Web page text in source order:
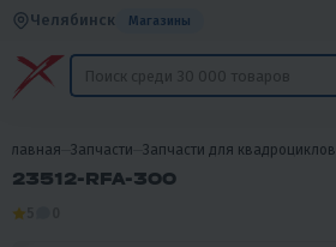
Челябинск Магазины
Главная Запчасти Запчасти для квадроциклов
23512-RFA-300